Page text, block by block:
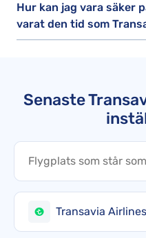
Hur kan jag vara säker
varat den tid som
Senaste
Transavia Airlines